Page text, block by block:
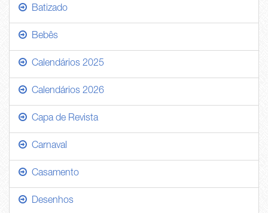
Batizado
Bebês
Calendários 2025
Calendários 2026
Capa de Revista
Carnaval
Casamento
Desenhos